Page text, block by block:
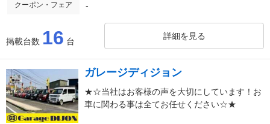
クーポン・フェア -
掲載台数 16 台
詳細を見る
ガレージディジョン
★☆当社はお客様の声を大切にしています！お
車に関わる事は全てお任せください☆★